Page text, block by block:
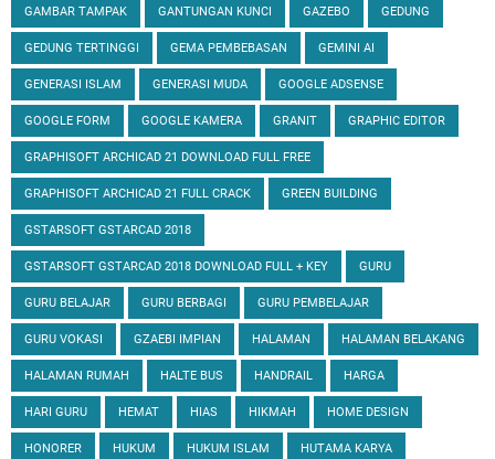
GAMBAR TAMPAK GANTUNGAN KUNCI GAZEBO GEDUNG
GEDUNG TERTINGGI GEMA PEMBEBASAN GEMINI AI
GENERASI ISLAM GENERASI MUDA GOOGLE ADSENSE
GOOGLE FORM GOOGLE KAMERA GRANIT GRAPHIC EDITOR
GRAPHISOFT ARCHICAD 21 DOWNLOAD FULL FREE
GRAPHISOFT ARCHICAD 21 FULL CRACK GREEN BUILDING
GSTARSOFT GSTARCAD 2018
GSTARSOFT GSTARCAD 2018 DOWNLOAD FULL + KEY GURU
GURU BELAJAR GURU BERBAGI GURU PEMBELAJAR
GURU VOKASI GZAEBI IMPIAN HALAMAN HALAMAN BELAKANG
HALAMAN RUMAH HALTE BUS HANDRAIL HARGA
HARI GURU HEMAT HIAS HIKMAH HOME DESIGN
HONORER HUKUM HUKUM ISLAM HUTAMA KARYA